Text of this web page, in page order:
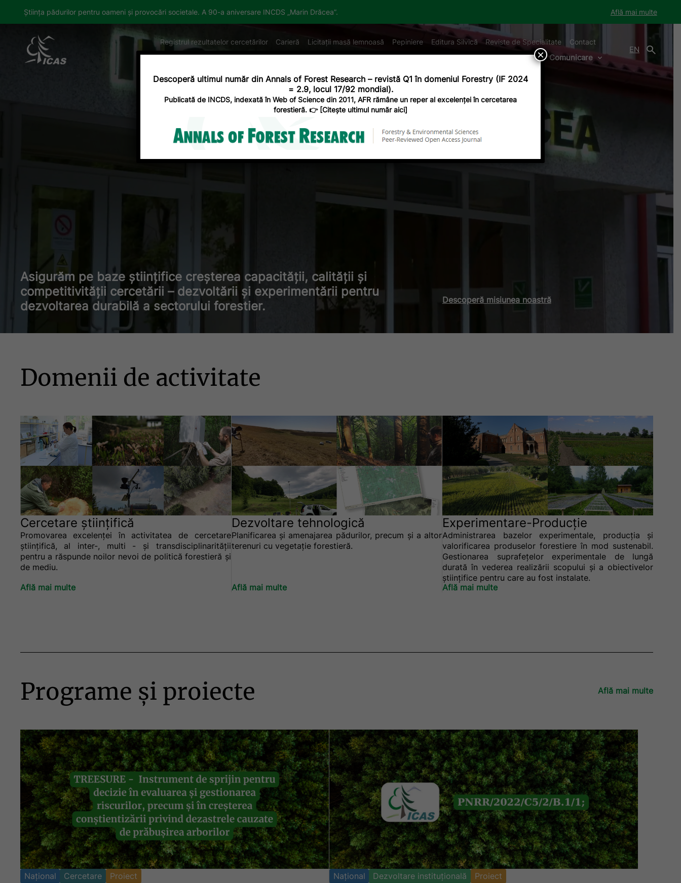
Știința pădurilor pentru oameni și provocări societale. A 90-a aniversare INCDS „Marin Drăcea”. Află mai multe
Registrul rezultatelor cercetărilor Carieră Licitații masă lemnoasă Pepiniere Editura Silvică Reviste de Specialitate Contact
Despre noi Produse și servicii Domenii de activitate Programe și proiecte Comunicare
EN
Asigurăm pe baze științifice creșterea capacităţii, calităţii şi
competitivităţii cercetării – dezvoltării şi experimentării pentru
dezvoltarea durabilă a sectorului forestier.
Descoperă misiunea noastră
Domenii de activitate
Cercetare științifică
Promovarea excelenței în activitatea de cercetare
științifică, al inter-, multi - şi transdisciplinarităţii
pentru a răspunde noilor nevoi de politică forestieră și
de mediu.
Află mai multe
Dezvoltare tehnologică
Planificarea și amenajarea pădurilor, precum și a altor
terenuri cu vegetație forestieră.
Află mai multe
Experimentare-Producție
Administrarea bazelor experimentale, producţia şi
valorificarea produselor forestiere în mod sustenabil.
Gestionarea suprafeţelor experimentale de lungă
durată în vederea realizării scopului şi a obiectivelor
ştiinţifice pentru care au fost instalate.
Află mai multe
Programe și proiecte Află mai multe
Național Cercetare Proiect Național Dezvoltare instituțională Proiect
Descoperă ultimul număr din Annals of Forest Research – revistă Q1 în domeniul Forestry (IF 2024
= 2.9, locul 17/92 mondial).
Publicată de INCDS, indexată în Web of Science din 2011, AFR rămâne un reper al excelenței în cercetarea
forestieră. 👉 [Citește ultimul număr aici]
×